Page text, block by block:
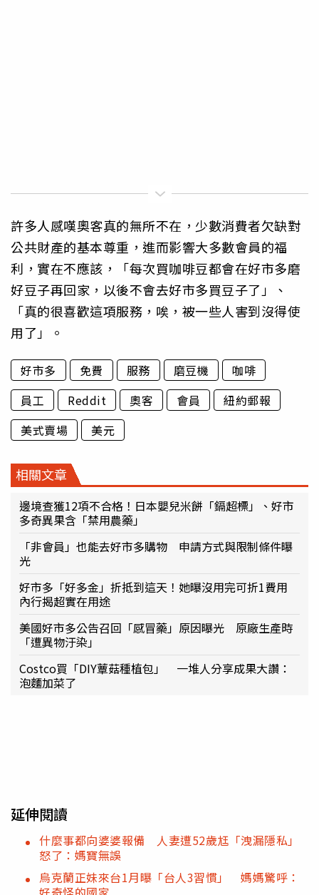
許多人感嘆奧客真的無所不在，少數消費者欠缺對
公共財產的基本尊重，進而影響大多數會員的福
利，實在不應該，「每次買咖啡豆都會在好市多磨
好豆子再回家，以後不會去好市多買豆子了」、
「真的很喜歡這項服務，唉，被一些人害到沒得使
用了」。
好市多 免費 服務 磨豆機
咖啡
員工
Reddit 奧客 會員
紐約郵報
美式賣場
美元
相關文章
邊境查獲12項不合格！日本嬰兒米餅「鎘超標」、好市
多奇異果含「禁用農藥」
「非會員」也能去好市多購物 申請方式與限制條件曝
光
好市多「好多金」折抵到這天！她曝沒用完可折1費用
內行揭超實在用途
美國好市多公告召回「感冒藥」原因曝光 原廠生產時
「遭異物汙染」
Costco買「DIY蕈菇種植包」 一堆人分享成果大讚：
泡麵加菜了
延伸閱讀
什麼事都向婆婆報備 人妻遭52歲尪「洩漏隱私」
怒了：媽寶無誤
烏克蘭正妹來台1月曝「台人3習慣」 媽媽驚呼：